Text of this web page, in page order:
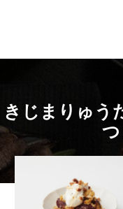
きじまりゅう